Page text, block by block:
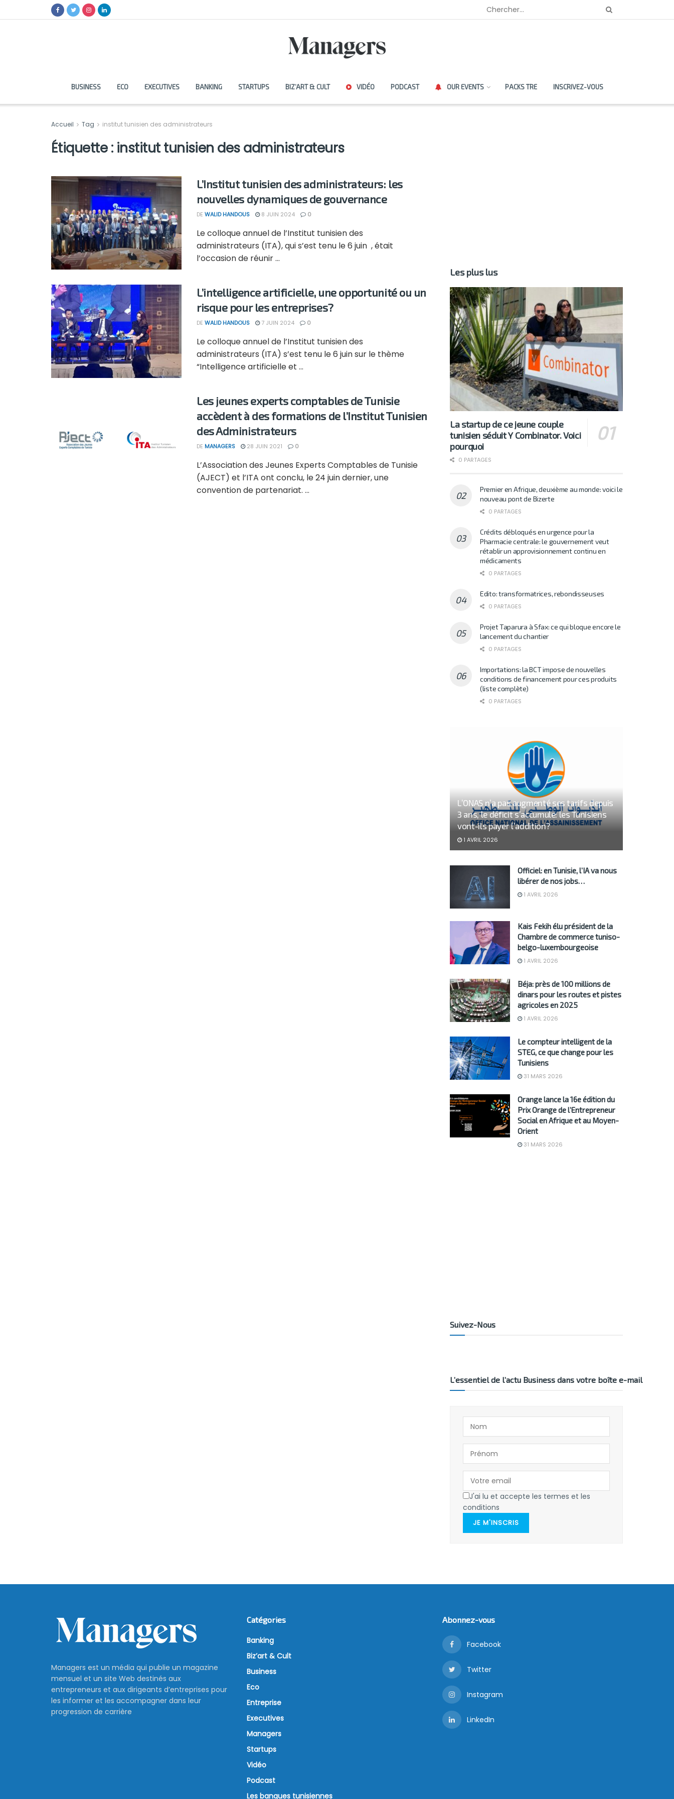
BUSINESS ECO EXECUTIVES BANKING STARTUPS BIZ’ART & CULT VIDÉO PODCAST OUR EVENTS PACKS TRE INSCRIVEZ-VOUS
Accueil Tag institut tunisien des administrateurs
Étiquette : institut tunisien des administrateurs
L’Institut tunisien des administrateurs: les
nouvelles dynamiques de gouvernance
DE WALID HANDOUS 8 JUIN 2024 0
Le colloque annuel de l’Institut tunisien des
administrateurs (ITA), qui s’est tenu le 6 juin , était
l’occasion de réunir ...
L’intelligence artificielle, une opportunité ou un
risque pour les entreprises?
DE WALID HANDOUS 7 JUIN 2024 0
Le colloque annuel de l’Institut tunisien des
administrateurs (ITA) s’est tenu le 6 juin sur le thème
“Intelligence artificielle et ...
Les jeunes experts comptables de Tunisie
accèdent à des formations de l’Institut Tunisien
des Administrateurs
DE MANAGERS 28 JUIN 2021 0
L’Association des Jeunes Experts Comptables de Tunisie
(AJECT) et l’ITA ont conclu, le 24 juin dernier, une
convention de partenariat. ...
Les plus lus
La startup de ce jeune couple
tunisien séduit Y Combinator. Voici
pourquoi
0 PARTAGES
Premier en Afrique, deuxième au monde: voici le
nouveau pont de Bizerte
0 PARTAGES
Crédits débloqués en urgence pour la
Pharmacie centrale: le gouvernement veut
rétablir un approvisionnement continu en
médicaments
0 PARTAGES
Edito: transformatrices, rebondisseuses
0 PARTAGES
Projet Taparura à Sfax: ce qui bloque encore le
lancement du chantier
0 PARTAGES
Importations: la BCT impose de nouvelles
conditions de financement pour ces produits
(liste complète)
0 PARTAGES
L’ONAS n’a pas augmenté ses tarifs depuis
3 ans, le déficit s’accumule: les Tunisiens
vont-ils payer l’addition?
1 AVRIL 2026
Officiel: en Tunisie, l’IA va nous
libérer de nos jobs…
1 AVRIL 2026
Kais Fekih élu président de la
Chambre de commerce tuniso-
belgo-luxembourgeoise
1 AVRIL 2026
Béja: près de 100 millions de
dinars pour les routes et pistes
agricoles en 2025
1 AVRIL 2026
Le compteur intelligent de la
STEG, ce que change pour les
Tunisiens
31 MARS 2026
Orange lance la 16e édition du
Prix Orange de l’Entrepreneur
Social en Afrique et au Moyen-
Orient
31 MARS 2026
Suivez-Nous
L’essentiel de l’actu Business dans votre boîte e-mail
J'ai lu et accepte les termes et les
conditions
JE M'INSCRIS
Managers est un média qui publie un magazine
mensuel et un site Web destinés aux
entrepreneurs et aux dirigeants d’entreprises pour
les informer et les accompagner dans leur
progression de carrière
Catégories
Banking
Biz’art & Cult
Business
Eco
Entreprise
Executives
Managers
Startups
Vidéo
Podcast
Les banques tunisiennes
Abonnez-vous
Facebook
Twitter
Instagram
LinkedIn